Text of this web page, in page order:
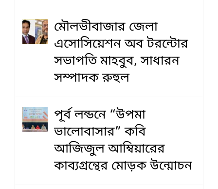
মৌলভীবাজার জেলা
এসোসিয়েশন অব টরন্টোর
সভাপতি মাহবুব, সাধারন
সম্পাদক রুহুল
পূর্ব লন্ডনে “উপমা
ভালোবাসার” কবি
আজিজুল আম্বিয়ারের
কাব্যগ্রন্থের মোড়ক উন্মোচন